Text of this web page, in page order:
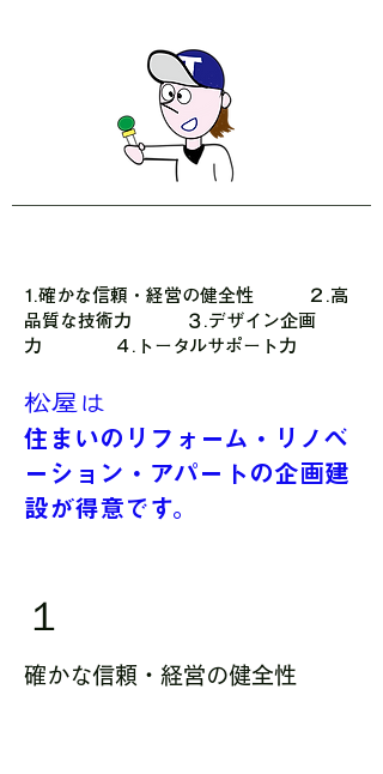
1.​確かな信頼・経営の健全性 ２.高
品質な技術力 ３.デザイン企画
力 ４.トータルサポート力
​松屋は
住まいのリフォーム・リノベ
ーション・アパートの企画建
設が得意です。
​１
確かな信頼・経営の健全性